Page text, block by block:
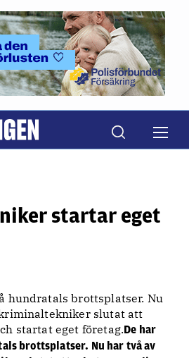
startar eget
hundratals brottsplatser. Nu
slutat att
startat eget företag.De har
brottsplatser. Nu har två av